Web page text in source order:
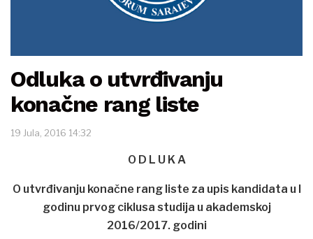
Odluka o utvrđivanju
konačne rang liste
19 Jula, 2016 14:32
O D L U K A
O utvrđivanju konačne rang liste za upis kandidata u I
godinu prvog ciklusa studija u akademskoj
2016/2017. godini